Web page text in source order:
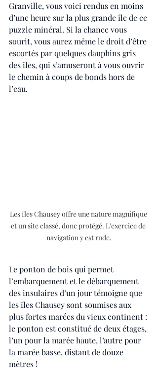
Granville, vous voici rendus en moins
d’une heure sur la plus grande île de ce
puzzle minéral. Si la chance vous
sourit, vous aurez même le droit d’être
escortés par quelques dauphins gris
des îles, qui s’amuseront à vous ouvrir
le chemin à coups de bonds hors de
l’eau.
Les Iles Chausey offre une nature magnifique
et un site classé, donc protégé. L'exercice de
navigation y est rude.
Le ponton de bois qui permet
l’embarquement et le débarquement
des insulaires d’un jour témoigne que
les îles Chausey sont soumises aux
plus fortes marées du vieux continent :
le ponton est constitué de deux étages,
l’un pour la marée haute, l’autre pour
la marée basse, distant de douze
mètres !